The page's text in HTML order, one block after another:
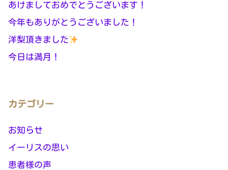
あけましておめでとうございます！
今年もありがとうございました！
洋梨頂きました
今日は満月！
カテゴリー
お知らせ
イーリスの思い
患者様の声